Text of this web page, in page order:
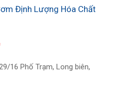
đưa các hoá chất xử
xử lý pH, chất tẩy rửa
xử lý nước và nước
Định Lượng Hóa Chất
16 Phố Trạm, Long biên,